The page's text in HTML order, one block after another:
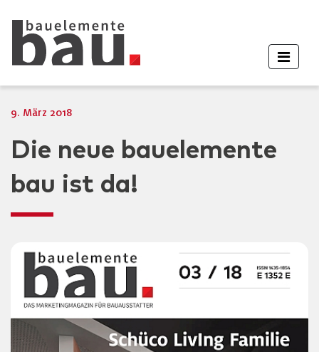
9. März 2018
Die neue bauelemente
bau ist da!